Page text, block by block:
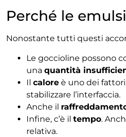
Perché le
Nonostante tutti questi
Le goccioline possono
una quantità
Il calore è uno dei
stabilizzare l’interfaccia.
Anche il
Infine, c’è il tempo.
relativa.